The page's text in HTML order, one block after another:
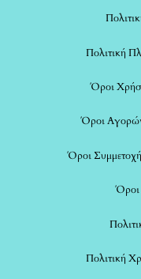
Πολιτική
Όροι
Όροι
Όροι
Πολιτική